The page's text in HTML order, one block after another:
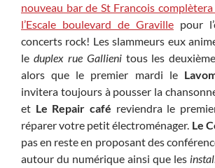
nouveau bar de St Francois
l’Escale boulevard de Graville pour
concerts rock! Les slammeurs eux
le duplex rue Gallienitous les
alors que le premier mardi le
invitera toujours à pousser la
et Le Repair café reviendra le
réparer votre petit électroménager. Le
pas en reste en proposant des
autour du numérique ainsi que les